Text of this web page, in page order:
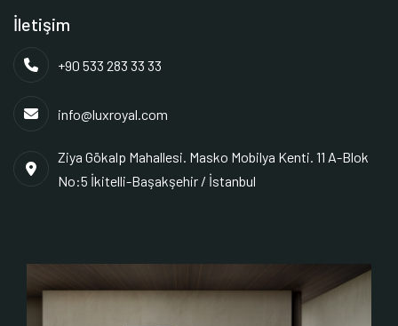
İletişim
+90 533 283 33 33
info@luxroyal.com
Ziya Gökalp Mahallesi. Masko Mobilya Kenti. 11 A-Blok
No:5 İkitelli-Başakşehir / İstanbul